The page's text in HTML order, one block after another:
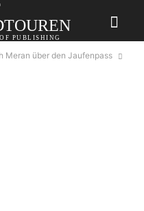
PUBLISHING
Meran über den Jaufenpass